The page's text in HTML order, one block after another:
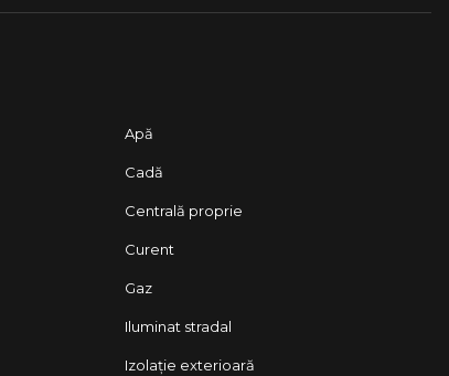
Apă
Cadă
Centrală proprie
Curent
Gaz
Iluminat stradal
Izolație exterioară